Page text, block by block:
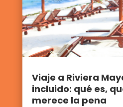
Viaje a Riviera
incluido: qué es,
merece la pena